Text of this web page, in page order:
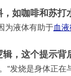
如咖啡和苏打
为液体有助于血
，这个提示背
“发烧是身体正